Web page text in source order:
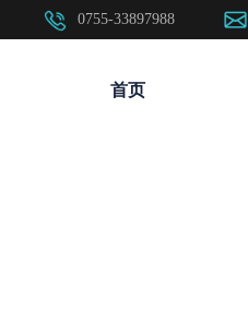
首页
0755-33897988